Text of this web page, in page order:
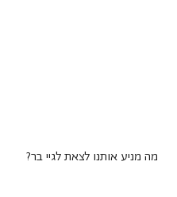
מה מניע אותנו לצאת לגיי בר?